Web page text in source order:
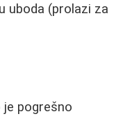
uboda (prolazi za
je pogrešno